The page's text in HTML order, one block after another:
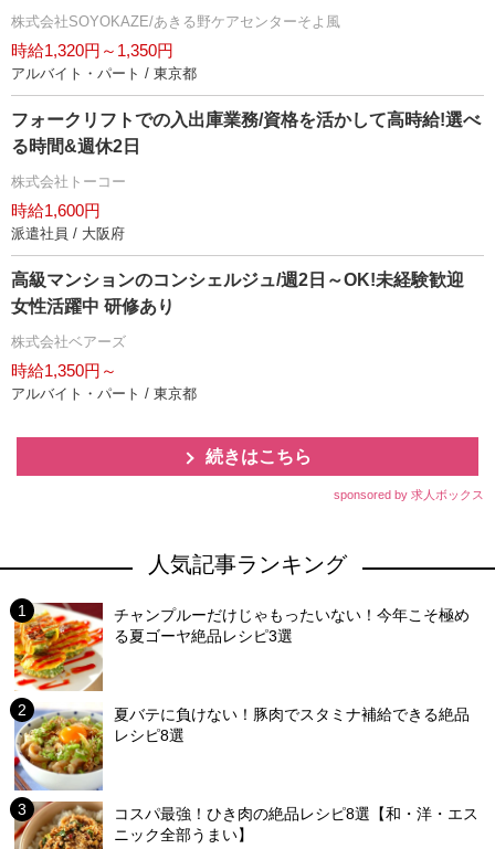
株式会社SOYOKAZE/あきる野ケアセンターそよ風
時給1,320円～1,350円
アルバイト・パート / 東京都
フォークリフトでの入出庫業務/資格を活かして高時給!選べ
る時間&週休2日
株式会社トーコー
時給1,600円
派遣社員 / 大阪府
高級マンションのコンシェルジュ/週2日～OK!未経験歓迎
女性活躍中 研修あり
株式会社ベアーズ
時給1,350円～
アルバイト・パート / 東京都
続きはこちら
sponsored by 求人ボックス
人気記事ランキング
チャンプルーだけじゃもったいない！今年こそ極め
る夏ゴーヤ絶品レシピ3選
夏バテに負けない！豚肉でスタミナ補給できる絶品
レシピ8選
コスパ最強！ひき肉の絶品レシピ8選【和・洋・エス
ニック全部うまい】